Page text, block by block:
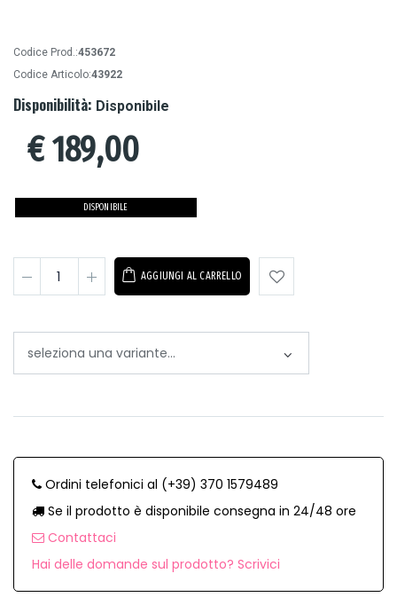
Codice Prod.:453672
Codice Articolo:43922
Disponibilità: Disponibile
€189,00
DISPONIBILE
AGGIUNGI AL CARRELLO
Ordini telefonici al (+39) 370 1579489
Se il prodotto è disponibile consegna in 24/48 ore
Contattaci
Hai delle domande sul prodotto? Scrivici